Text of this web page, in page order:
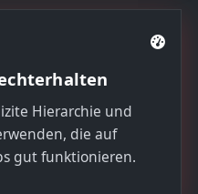
Hierarchie und
die auf
gut funktionieren.